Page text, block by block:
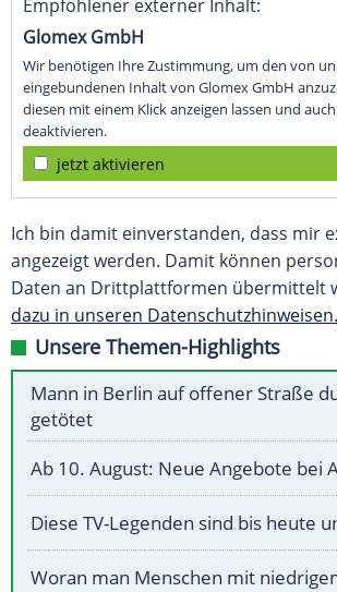
Empfohlener externer Inhalt:
Glomex GmbH
Wir benötigen Ihre Zustimmung, um den von
eingebundenen Inhalt von Glomex GmbH
diesen mit einem Klick anzeigen lassen und
deaktivieren.
jetzt aktivieren
Ich bin damit einverstanden, dass mir
angezeigt werden. Damit können
Daten an Drittplattformen übermittelt
dazu in unseren Datenschutzhinweisen.
Unsere Themen-Highlights
Mann in Berlin auf offener Straße
getötet
Ab 10. August: Neue Angebote bei
Diese TV-Legenden sind bis heute
Woran man Menschen mit